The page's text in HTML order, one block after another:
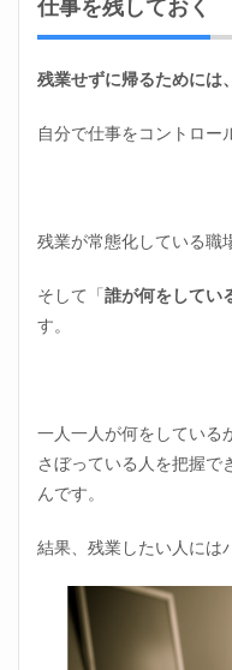
仕事を残しておく
残業せずに帰るためには
自分で仕事をコントロー
残業が常態化している職
そして「誰が何をしてい
す。
一人一人が何をしている
さぼっている人を把握で
んです。
結果、残業したい人には